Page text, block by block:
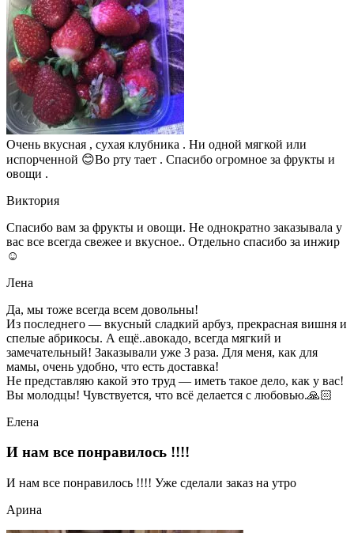
Очень вкусная , сухая клубника . Ни одной мягкой или
испорченной 😊Во рту тает . Спасибо огромное за фрукты и
овощи .
Виктория
Спасибо вам за фрукты и овощи. Не однократно заказывала у
вас все всегда свежее и вкусное.. Отдельно спасибо за инжир
☺
Лена
Да, мы тоже всегда всем довольны!
Из последнего — вкусный сладкий арбуз, прекрасная вишня и
спелые абрикосы. А ещё..авокадо, всегда мягкий и
замечательный! Заказывали уже 3 раза. Для меня, как для
мамы, очень удобно, что есть доставка!
Не представляю какой это труд — иметь такое дело, как у вас!
Вы молодцы! Чувствуется, что всё делается с любовью.🙏🏻
Елена
И нам все понравилось !!!!
И нам все понравилось !!!! Уже сделали заказ на утро
Арина